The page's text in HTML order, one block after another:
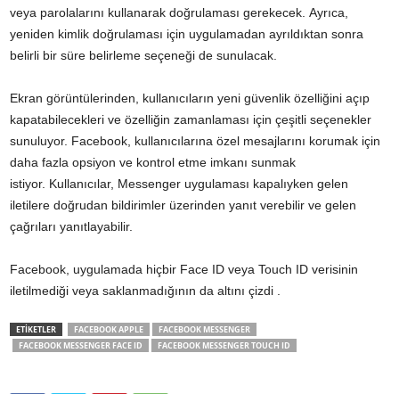
veya parolalarını kullanarak doğrulaması gerekecek. Ayrıca,
yeniden kimlik doğrulaması için uygulamadan ayrıldıktan sonra
belirli bir süre belirleme seçeneği de sunulacak.
Ekran görüntülerinden, kullanıcıların yeni güvenlik özelliğini açıp
kapatabilecekleri ve özelliğin zamanlaması için çeşitli seçenekler
sunuluyor. Facebook, kullanıcılarına özel mesajlarını korumak için
daha fazla opsiyon ve kontrol etme imkanı sunmak
istiyor. Kullanıcılar, Messenger uygulaması kapalıyken gelen
iletilere doğrudan bildirimler üzerinden yanıt verebilir ve gelen
çağrıları yanıtlayabilir.
Facebook, uygulamada hiçbir Face ID veya Touch ID verisinin
iletilmediği veya saklanmadığının da altını çizdi .
ETİKETLER FACEBOOK APPLE
FACEBOOK MESSENGER
FACEBOOK MESSENGER FACE ID
FACEBOOK MESSENGER TOUCH ID